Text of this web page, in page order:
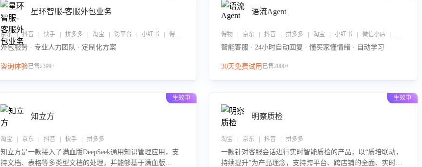
星环智服-客服外包业务
京东 | 抖音 | 快手 | 拼多多 | 淘宝 | 跨平台 | 小红书 | 得物 | 企业微信
外包服务 · 专业人力团队 · 定制化方案
咨询体验已售2399+
语流Agent
得物 | 京东 | 抖音 | 拼多多 | 淘宝 | 小红书 | 微信小店 | 快手 | 唯品会
智能客服 · 24小时自动回复 · 懂买家懂情绪 · 自动学习
30天免费试用 已售2000+
生效中
知立方
淘宝 | 京东 | 抖音 | 快手 | 拼多多
知立方是一款接入了满血版DeepSeek通用知识管理应用，支
持文档、表格等多类型文档的处理，并能够基于满血版
生效中
明察质检
淘宝 | 京东 | 抖音 | 拼多多
一款针对客服会话进行实时智能质检的产品，以“质培联动，
持续提升”为产品理念，支持跨平台、跨店铺的全面、实时、